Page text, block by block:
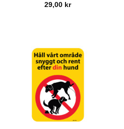
29,00 kr